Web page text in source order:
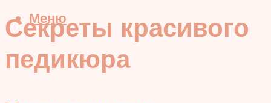
Меню
Секреты красивого
педикюра